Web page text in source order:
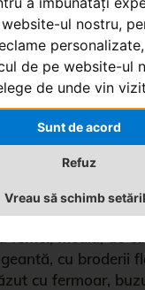
ul nostru,
de pe website-ul
de unde vin
Sunt de acord
Refuz
Vreau să schimb
cu broderii
cu fermoar,